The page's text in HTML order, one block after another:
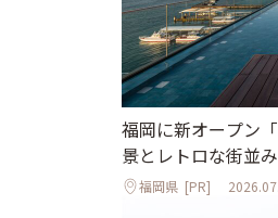
福岡に新オープン
景とレトロな街並
福岡県 [PR]